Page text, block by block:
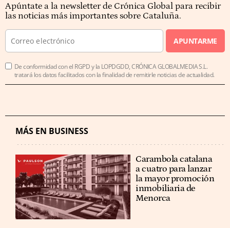
Apúntate a la newsletter de Crónica Global para recibir
las noticias más importantes sobre Cataluña.
APUNTARME
De conformidad con el RGPD y la LOPDGDD, CRÓNICA GLOBALMEDIA S.L.
tratará los datos facilitados con la finalidad de remitirle noticias de actualidad.
MÁS EN BUSINESS
Carambola catalana
a cuatro para lanzar
la mayor promoción
inmobiliaria de
Menorca